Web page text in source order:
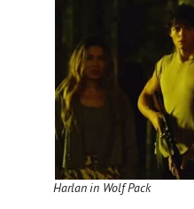
Harlan in Wolf Pack